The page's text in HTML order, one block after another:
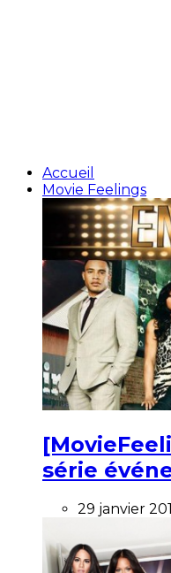
Accueil
Movie Feelings
série
29 janvier